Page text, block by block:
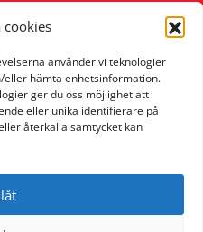
cookies
använder vi teknologier
eller hämta enhetsinformation.
ger du oss möjlighet att
eller unika identifierare på
återkalla samtycket kan